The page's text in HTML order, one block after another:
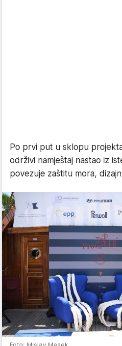
Po prvi put u sklopu
održivi namještaj nastao iz
povezuje zaštitu mora,